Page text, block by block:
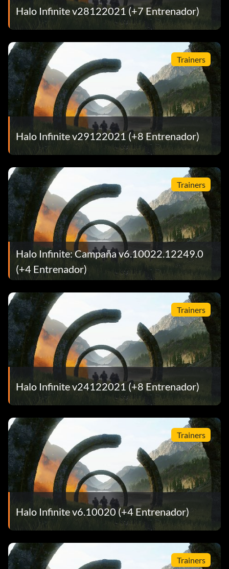
Halo Infinite v28122021 (+7 Entrenador)
Trainers
Halo Infinite v29122021 (+8 Entrenador)
Trainers
Halo Infinite: Campaña v6.10022.12249.0
(+4 Entrenador)
Trainers
Halo Infinite v24122021 (+8 Entrenador)
Trainers
Halo Infinite v6.10020 (+4 Entrenador)
Trainers